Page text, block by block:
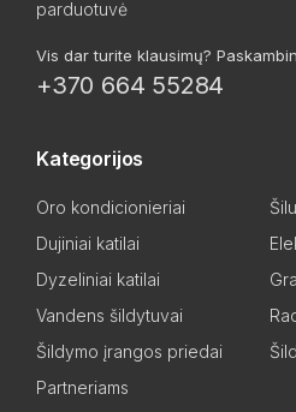
parduotuvė
Vis dar turite klausimų?
+370 664 55284
Kategorijos
Oro kondicionieriai
Dujiniai katilai
Dyzeliniai katilai
Vandens šildytuvai
Šildymo įrangos priedai
Partneriams